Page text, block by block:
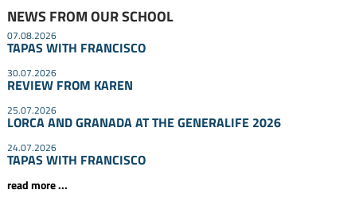
NEWS FROM OUR SCHOOL
07.08.2026
TAPAS WITH FRANCISCO
30.07.2026
REVIEW FROM KAREN
25.07.2026
LORCA AND GRANADA AT THE GENERALIFE 2026
24.07.2026
TAPAS WITH FRANCISCO
read more ...